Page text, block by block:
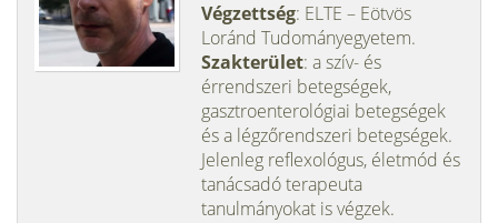
Végzettség: ELTE – Eötvös
Loránd Tudományegyetem.
Szakterület: a szív- és
érrendszeri betegségek,
gasztroenterológiai betegségek
és a légzőrendszeri betegségek.
Jelenleg reflexológus, életmód és
tanácsadó terapeuta
tanulmányokat is végzek.